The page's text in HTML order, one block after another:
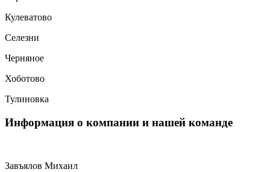
Кулеватово
Селезни
Черняное
Хоботово
Тулиновка
Информация о компании и нашей команде
Завъялов Михаил